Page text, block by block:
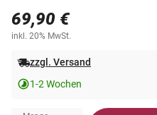
69,90 €
inkl. 20% MwSt.
zzgl. Versand
1-2 Wochen